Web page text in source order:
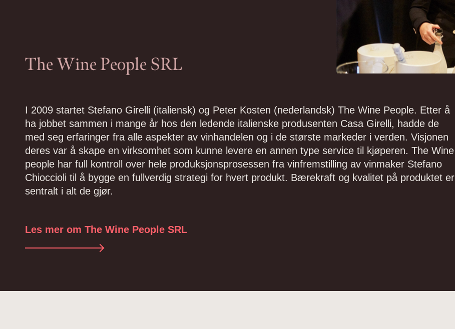
The Wine People SRL
I 2009 startet Stefano Girelli (italiensk) og Peter Kosten (nederlandsk) The Wine People. Etter å
ha jobbet sammen i mange år hos den ledende italienske produsenten Casa Girelli, hadde de
med seg erfaringer fra alle aspekter av vinhandelen og i de største markeder i verden. Visjonen
deres var å skape en virksomhet som kunne levere en annen type service til kjøperen. The Wine
people har full kontroll over hele produksjonsprosessen fra vinfremstilling av vinmaker Stefano
Chioccioli til å bygge en fullverdig strategi for hvert produkt. Bærekraft og kvalitet på produktet er
sentralt i alt de gjør.
Les mer om The Wine People SRL